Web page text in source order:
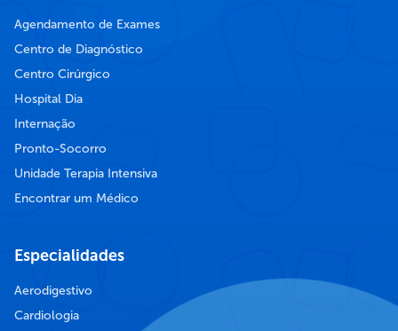
Agendamento de Exames
Centro de Diagnóstico
Centro Cirúrgico
Hospital Dia
Internação
Pronto-Socorro
Unidade Terapia Intensiva
Encontrar um Médico
Especialidades
Aerodigestivo
Cardiologia